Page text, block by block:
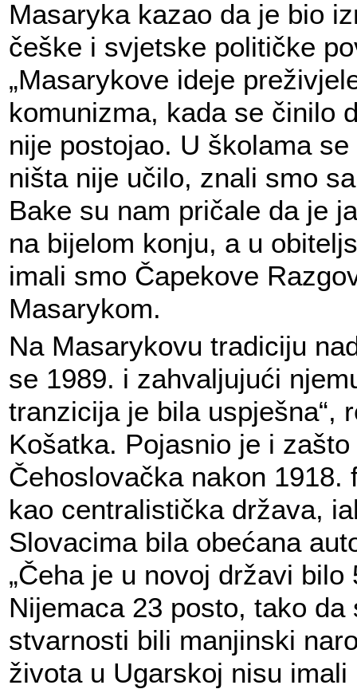
Masaryka kazao da je bio
češke i svjetske političke
„Masarykove ideje
komunizma, kada se činilo
nije postojao. U školama se
ništa nije učilo, znali smo
Bake su nam pričale da je
na bijelom konju, a u
imali smo Čapekove
Masarykom.
Na Masarykovu tradiciju
se 1989. i zahvaljujući
tranzicija je bila uspješna“,
Košatka. Pojasnio je i zašto
Čehoslovačka nakon 1918.
kao centralistička država,
Slovacima bila obećana
„Čeha je u novoj državi bilo
Nijemaca 23 posto, tako da
stvarnosti bili manjinski
života u Ugarskoj nisu imali